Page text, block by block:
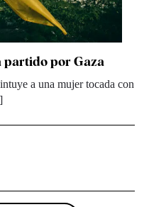
partido por Gaza
a una mujer tocada con